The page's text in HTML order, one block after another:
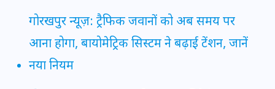
गोरखपुर न्यूज़: ट्रैफिक जवानों को अब समय पर
आना होगा, बायोमेट्रिक सिस्टम ने बढ़ाई टेंशन, जानें
नया नियम